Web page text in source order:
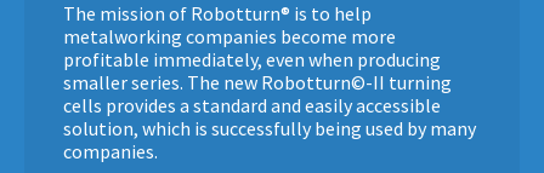
The mission of Robotturn® is to help
metalworking companies become more
profitable immediately, even when producing
smaller series. The new Robotturn©-II turning
cells provides a standard and easily accessible
solution, which is successfully being used by many
companies.